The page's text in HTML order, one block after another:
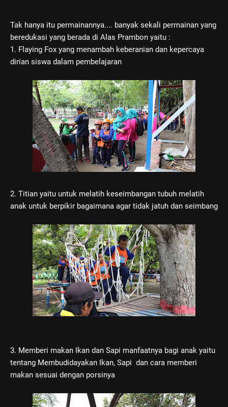
Tak hanya itu permainannya.... banyak sekali permainan yang
beredukasi yang berada di Alas Prambon yaitu :
1. Flaying Fox yang menambah keberanian dan kepercaya
dirian siswa dalam pembelajaran
2. Titian yaitu untuk melatih keseimbangan tubuh melatih
anak untuk berpikir bagaimana agar tidak jatuh dan seimbang
3. Memberi makan Ikan dan Sapi manfaatnya bagi anak yaitu
tentang Membudidayakan Ikan, Sapi dan cara memberi
makan sesuai dengan porsinya